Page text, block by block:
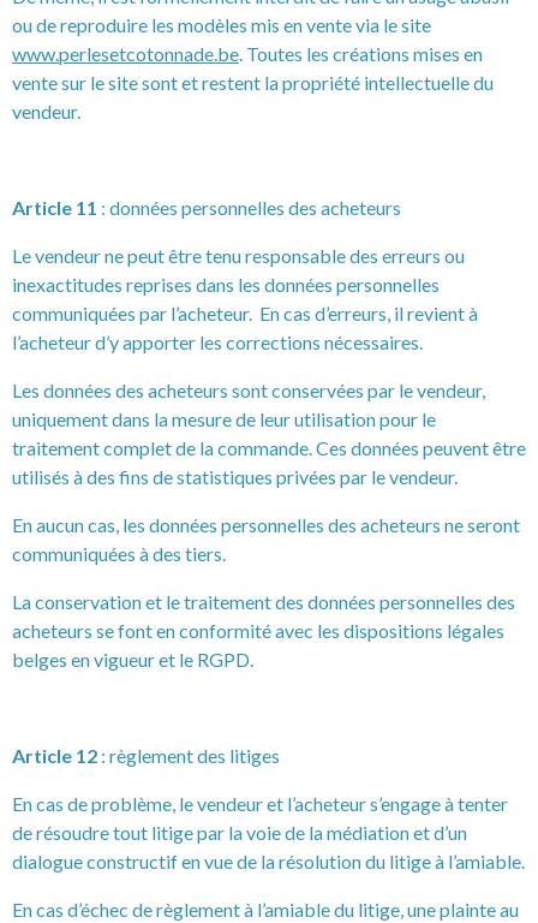
ou de reproduire les modèles mis en vente via le site
www.perlesetcotonnade.be. Toutes les créations mises en
vente sur le site sont et restent la propriété intellectuelle du
vendeur.
Article 11 : données personnelles des acheteurs
Le vendeur ne peut être tenu responsable des erreurs ou
inexactitudes reprises dans les données personnelles
communiquées par l’acheteur. En cas d’erreurs, il revient à
l’acheteur d’y apporter les corrections nécessaires.
Les données des acheteurs sont conservées par le vendeur,
uniquement dans la mesure de leur utilisation pour le
traitement complet de la commande. Ces données peuvent être
utilisés à des fins de statistiques privées par le vendeur.
En aucun cas, les données personnelles des acheteurs ne seront
communiquées à des tiers.
La conservation et le traitement des données personnelles des
acheteurs se font en conformité avec les dispositions légales
belges en vigueur et le RGPD.
Article 12 : règlement des litiges
En cas de problème, le vendeur et l’acheteur s’engage à tenter
de résoudre tout litige par la voie de la médiation et d’un
dialogue constructif en vue de la résolution du litige à l’amiable.
En cas d’échec de règlement à l’amiable du litige, une plainte au